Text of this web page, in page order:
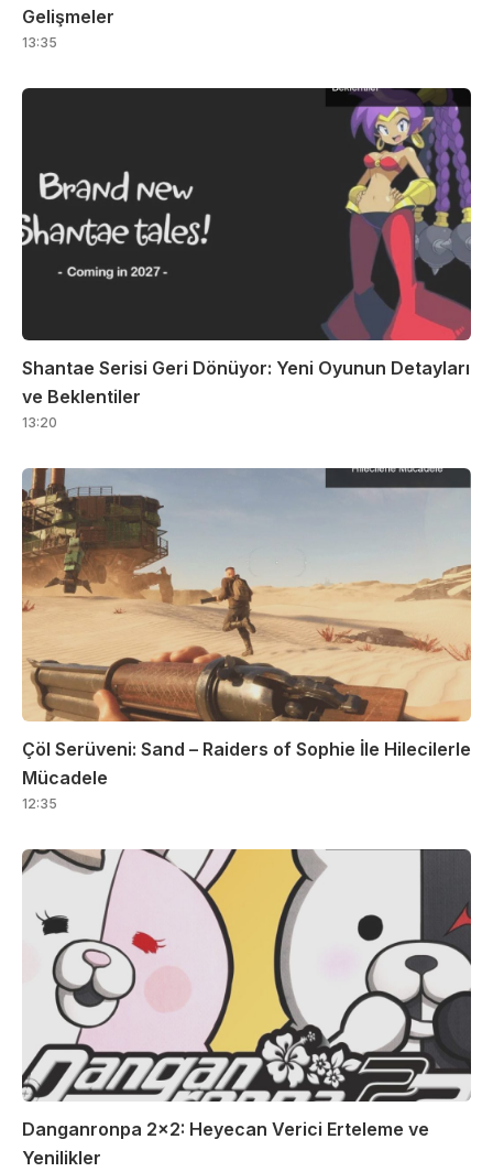
Gelişmeler
13:35
Shantae Serisi Geri Dönüyor: Yeni Oyunun Detayları
ve Beklentiler
13:20
Çöl Serüveni: Sand – Raiders of Sophie İle Hilecilerle
Mücadele
12:35
Danganronpa 2×2: Heyecan Verici Erteleme ve
Yenilikler